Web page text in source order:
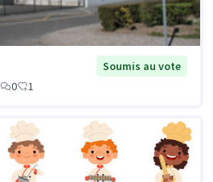
Soumis au vote
0 1